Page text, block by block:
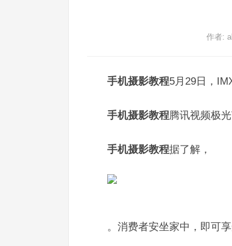
作者:
手机摄影教程5月29日，
手机摄影教程腾讯视频极
手机摄影教程据了解，
。消费者安坐家中，即可